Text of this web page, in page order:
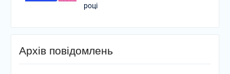
році
Архів повідомлень